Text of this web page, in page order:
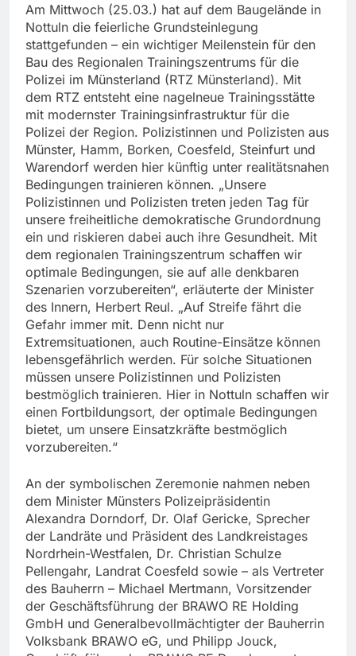
Am Mittwoch (25.03.) hat auf dem Baugelände in
Nottuln die feierliche Grundsteinlegung
stattgefunden – ein wichtiger Meilenstein für den
Bau des Regionalen Trainingszentrums für die
Polizei im Münsterland (RTZ Münsterland). Mit
dem RTZ entsteht eine nagelneue Trainingsstätte
mit modernster Trainingsinfrastruktur für die
Polizei der Region. Polizistinnen und Polizisten aus
Münster, Hamm, Borken, Coesfeld, Steinfurt und
Warendorf werden hier künftig unter realitätsnahen
Bedingungen trainieren können. „Unsere
Polizistinnen und Polizisten treten jeden Tag für
unsere freiheitliche demokratische Grundordnung
ein und riskieren dabei auch ihre Gesundheit. Mit
dem regionalen Trainingszentrum schaffen wir
optimale Bedingungen, sie auf alle denkbaren
Szenarien vorzubereiten“, erläuterte der Minister
des Innern, Herbert Reul. „Auf Streife fährt die
Gefahr immer mit. Denn nicht nur
Extremsituationen, auch Routine-Einsätze können
lebensgefährlich werden. Für solche Situationen
müssen unsere Polizistinnen und Polizisten
bestmöglich trainieren. Hier in Nottuln schaffen wir
einen Fortbildungsort, der optimale Bedingungen
bietet, um unsere Einsatzkräfte bestmöglich
vorzubereiten.“
An der symbolischen Zeremonie nahmen neben
dem Minister Münsters Polizeipräsidentin
Alexandra Dorndorf, Dr. Olaf Gericke, Sprecher
der Landräte und Präsident des Landkreistages
Nordrhein-Westfalen, Dr. Christian Schulze
Pellengahr, Landrat Coesfeld sowie – als Vertreter
des Bauherrn – Michael Mertmann, Vorsitzender
der Geschäftsführung der BRAWO RE Holding
GmbH und Generalbevollmächtigter der Bauherrin
Volksbank BRAWO eG, und Philipp Jouck,